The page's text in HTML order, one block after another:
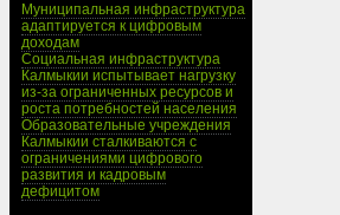
Муниципальная инфраструктура
адаптируется к цифровым
доходам
Социальная инфраструктура
Калмыкии испытывает нагрузку
из-за ограниченных ресурсов и
роста потребностей населения
Образовательные учреждения
Калмыкии сталкиваются с
ограничениями цифрового
развития и кадровым
дефицитом